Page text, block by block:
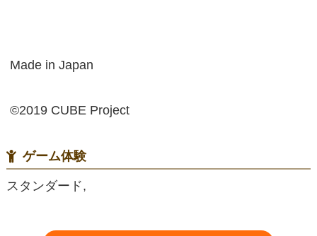
Made in Japan
©2019 CUBE Project
ゲーム体験
スタンダード,